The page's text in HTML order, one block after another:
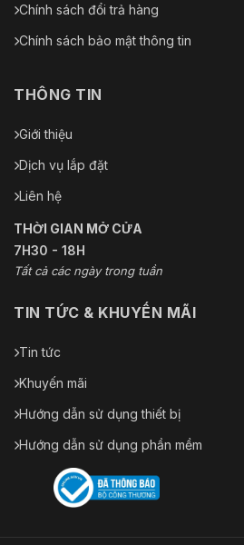
Chính sách đổi trả hàng
Chính sách bảo mật thông tin
THÔNG TIN
Giới thiệu
Dịch vụ lắp đặt
Liên hệ
THỜI GIAN MỞ CỬA
7H30 - 18H
Tất cả các ngày trong tuần
TIN TỨC & KHUYẾN MÃI
Tin tức
Khuyến mãi
Hướng dẫn sử dụng thiết bị
Hướng dẫn sử dụng phần mềm